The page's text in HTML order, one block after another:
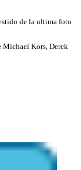
de la ultima foto
Michael Kors, Derek